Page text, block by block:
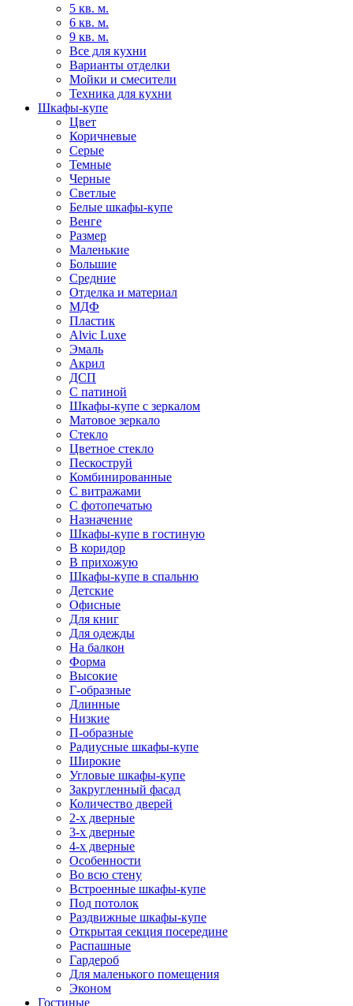
5 кв. м.
6 кв. м.
9 кв. м.
Все для кухни
Варианты отделки
Мойки и смесители
Техника для кухни
Шкафы-купе
Цвет
Коричневые
Серые
Темные
Черные
Светлые
Белые шкафы-купе
Венге
Размер
Маленькие
Большие
Средние
Отделка и материал
МДФ
Пластик
Alvic Luxe
Эмаль
Акрил
ДСП
С патиной
Шкафы-купе с зеркалом
Матовое зеркало
Стекло
Цветное стекло
Пескоструй
Комбинированные
С витражами
С фотопечатью
Назначение
Шкафы-купе в гостиную
В коридор
В прихожую
Шкафы-купе в спальню
Детские
Офисные
Для книг
Для одежды
На балкон
Форма
Высокие
Г-образные
Длинные
Низкие
П-образные
Радиусные шкафы-купе
Широкие
Угловые шкафы-купе
Закругленный фасад
Количество дверей
2-х дверные
3-х дверные
4-х дверные
Особенности
Во всю стену
Встроенные шкафы-купе
Под потолок
Раздвижные шкафы-купе
Открытая секция посередине
Распашные
Гардероб
Для маленького помещения
Эконом
Гостиные